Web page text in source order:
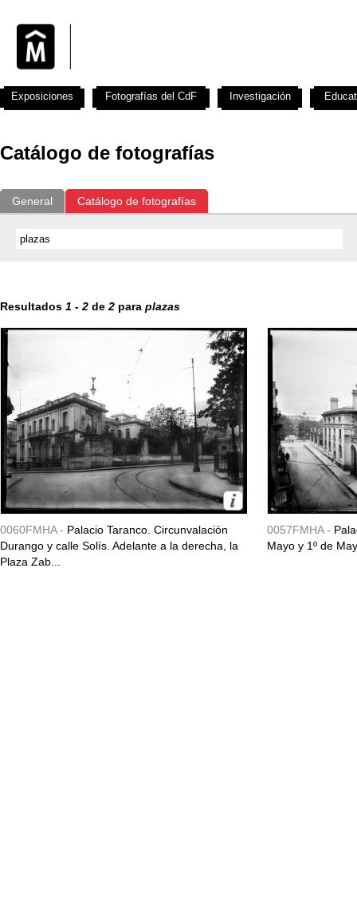
Catálogo de fotografías
General Catálogo de fotografías
Resultados 1 - 2 de 2 para plazas
0060FMHA - Palacio Taranco. Circunvalación
Durango y calle Solís. Adelante a la derecha, la
Plaza Zab...
0057FMHA -
Mayo y 1º de
Exposiciones Fotografías del CdF Investigación